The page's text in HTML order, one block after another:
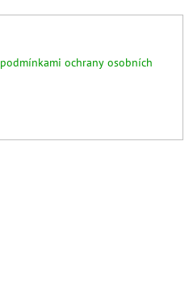
podmínkami ochrany osobních